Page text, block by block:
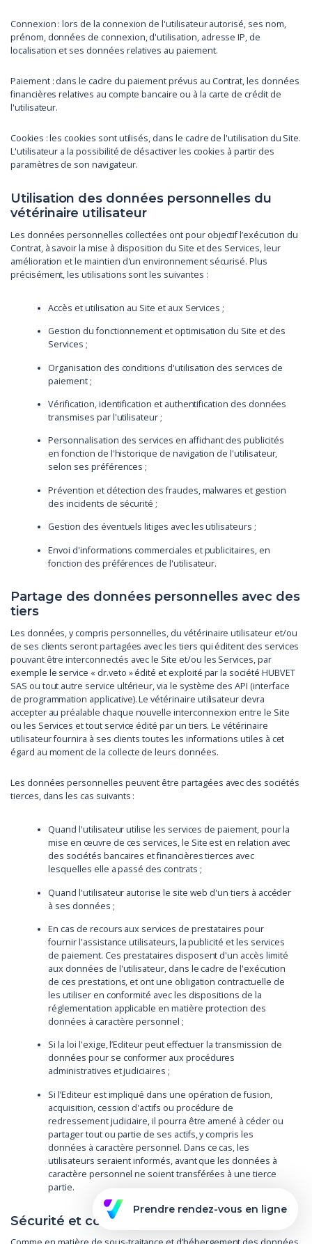
Connexion : lors de la connexion de l'utilisateur autorisé, ses nom,
prénom, données de connexion, d'utilisation, adresse IP, de
localisation et ses données relatives au paiement.
Paiement : dans le cadre du paiement prévus au Contrat, les données
financières relatives au compte bancaire ou à la carte de crédit de
l'utilisateur.
Cookies : les cookies sont utilisés, dans le cadre de l'utilisation du Site.
L'utilisateur a la possibilité de désactiver les cookies à partir des
paramètres de son navigateur.
Utilisation des données personnelles du
vétérinaire utilisateur
Les données personnelles collectées ont pour objectif l’exécution du
Contrat, à savoir la mise à disposition du Site et des Services, leur
amélioration et le maintien d'un environnement sécurisé. Plus
précisément, les utilisations sont les suivantes :
Accès et utilisation au Site et aux Services ;
Gestion du fonctionnement et optimisation du Site et des
Services ;
Organisation des conditions d'utilisation des services de
paiement ;
Vérification, identification et authentification des données
transmises par l'utilisateur ;
Personnalisation des services en affichant des publicités
en fonction de l'historique de navigation de l'utilisateur,
selon ses préférences ;
Prévention et détection des fraudes, malwares et gestion
des incidents de sécurité ;
Gestion des éventuels litiges avec les utilisateurs ;
Envoi d'informations commerciales et publicitaires, en
fonction des préférences de l'utilisateur.
Partage des données personnelles avec des
tiers
Les données, y compris personnelles, du vétérinaire utilisateur et/ou
de ses clients seront partagées avec les tiers qui éditent des services
pouvant être interconnectés avec le Site et/ou les Services, par
exemple le service « dr.veto » édité et exploité par la société HUBVET
SAS ou tout autre service ultérieur, via le système des API (interface
de programmation applicative). Le vétérinaire utilisateur devra
accepter au préalable chaque nouvelle interconnexion entre le Site
ou les Services et tout service édité par un tiers. Le vétérinaire
utilisateur fournira à ses clients toutes les informations utiles à cet
égard au moment de la collecte de leurs données.
Les données personnelles peuvent être partagées avec des sociétés
tierces, dans les cas suivants :
Quand l'utilisateur utilise les services de paiement, pour la
mise en œuvre de ces services, le Site est en relation avec
des sociétés bancaires et financières tierces avec
lesquelles elle a passé des contrats ;
Quand l'utilisateur autorise le site web d'un tiers à accéder
à ses données ;
En cas de recours aux services de prestataires pour
fournir l'assistance utilisateurs, la publicité et les services
de paiement. Ces prestataires disposent d'un accès limité
aux données de l'utilisateur, dans le cadre de l'exécution
de ces prestations, et ont une obligation contractuelle de
les utiliser en conformité avec les dispositions de la
réglementation applicable en matière protection des
données à caractère personnel ;
Si la loi l'exige, l’Editeur peut effectuer la transmission de
données pour se conformer aux procédures
administratives et judiciaires ;
Si l’Editeur est impliqué dans une opération de fusion,
acquisition, cession d'actifs ou procédure de
redressement judiciaire, il pourra être amené à céder ou
partager tout ou partie de ses actifs, y compris les
données à caractère personnel. Dans ce cas, les
utilisateurs seraient informés, avant que les données à
caractère personnel ne soient transférées à une tierce
partie.
Sécurité et confidentialité
Prendre rendez-vous en ligne